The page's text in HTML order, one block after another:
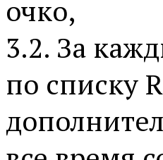
очко,
3.2. За
по списку